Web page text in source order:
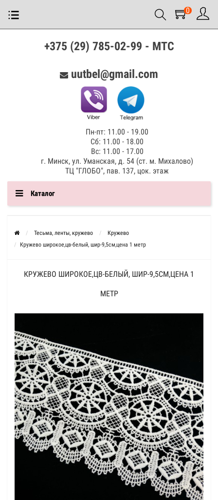
0
+375 (29) 785-02-99 - МТС
uutbel@gmail.com
Пн-пт: 11.00 - 19.00
Сб: 11.00 - 18.00
Вс: 11.00 - 17.00
г. Минск, ул. Уманская, д. 54 (ст. м. Михалово)
ТЦ "ГЛОБО", пав. 137, цок. этаж
Каталог
Тесьма, ленты, кружево
Кружево
Кружево широкое,цв-белый, шир-9,5см,цена 1 метр
КРУЖЕВО ШИРОКОЕ,ЦВ-БЕЛЫЙ, ШИР-9,5СМ,ЦЕНА 1
МЕТР